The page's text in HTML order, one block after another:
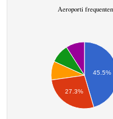
Aeroporti
45.5%
27.3%